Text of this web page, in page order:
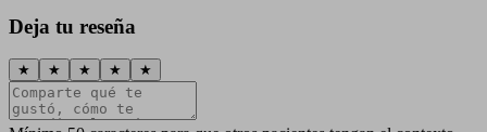
Deja tu reseña
★ ★ ★ ★ ★